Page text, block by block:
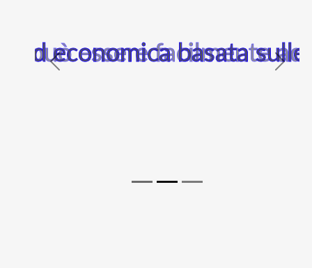
può essere facilmente
Previous Next